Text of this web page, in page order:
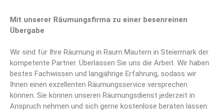
Mit unserer Räumungsfirma zu einer besenreinen
Übergabe
Wir sind für Ihre Räumung in Raum Mautern in Steiermark der
kompetente Partner. Überlassen Sie uns die Arbeit. Wir haben
bestes Fachwissen und langjährige Erfahrung, sodass wir
Ihnen einen exzellenten Räumungsservice versprechen
können. Sie können unseren Räumungsdienst jederzeit in
Anspruch nehmen und sich gerne kostenlose beraten lassen.